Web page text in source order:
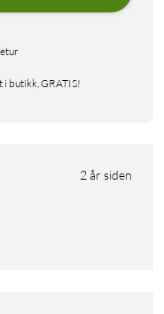
i butikk, GRATIS!
2 år siden